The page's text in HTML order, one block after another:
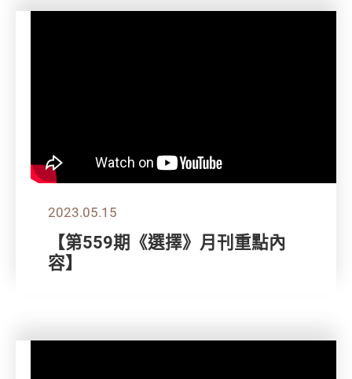
2023.05.15
【第559期《選擇》月刊重點內
容】